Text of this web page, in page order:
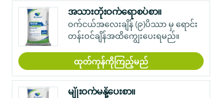
အသားတိုးဝက်ရောစပ်စာ။
ဝက်ငယ်အလေးချိန် (၉)ပိဿာ မှ ရောင်း
တန်းဝင်ချိန်အထိကျွေးပေးရမည်။
ထုတ်ကုန်ကိုကြည့်မည်
မျိုးဝက်မနို့ပေးစာ။